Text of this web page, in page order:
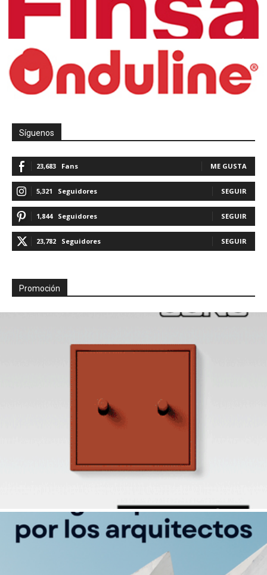
Síguenos
23,683 Fans ME GUSTA
5,321 Seguidores SEGUIR
1,844 Seguidores SEGUIR
23,782 Seguidores SEGUIR
Promoción